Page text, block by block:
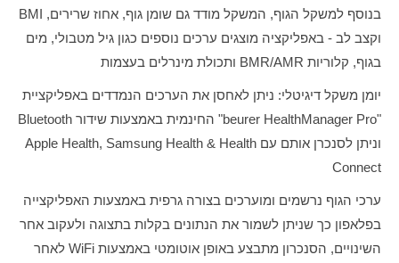
בנוסף למשקל הגוף, המשקל מודד גם שומן גוף, אחוז שרירים, BMI
וקצב לב - באפליקציה מוצגים ערכים נוספים כגון גיל מטבולי, מים
בגוף, קלוריות BMR/AMR ותכולת מינרלים בעצמות
יומן משקל דיגיטלי: ניתן לאחסן את הערכים הנמדדים באפליקציית
"
beurer HealthManager Pro" החינמית באמצעות שידור Bluetooth
וניתן לסנכרן אותם עם Apple Health, Samsung Health & Health
Connect
ערכי הגוף נרשמים ומוערכים בצורה גרפית באמצעות האפליקצייה
בפלאפון כך שניתן לשמור את הנתונים בקלות בתצוגה ולעקוב אחר
השינויים, הסנכרון מתבצע באופן אוטומטי באמצעות WiFi לאחר